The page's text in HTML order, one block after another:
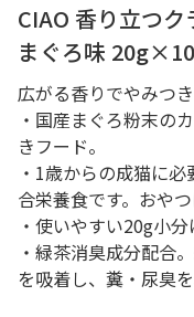
CIAO 香り立つ
まぐろ味
広がる香りでやみつ
・国産まぐろ粉末の
きフード。
・1歳からの成猫に
合栄養食です。おや
・使いやすい20g小
・緑茶消臭成分配合
を吸着し、糞・尿臭を